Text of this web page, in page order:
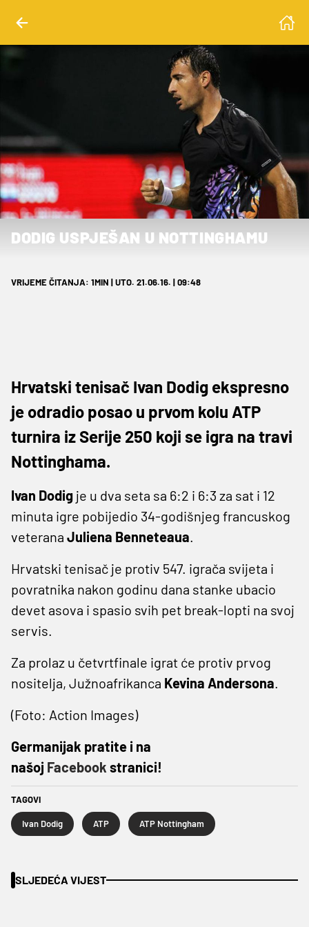
DODIG USPJEŠAN U NOTTINGHAMU
VRIJEME ČITANJA: 1MIN | UTO. 21.06.16. | 09:48
Hrvatski tenisač Ivan Dodig ekspresno
je odradio posao u prvom kolu ATP
turnira iz Serije 250 koji se igra na travi
Nottinghama.
Ivan Dodig je u dva seta sa 6:2 i 6:3 za sat i 12
minuta igre pobijedio 34-godišnjeg francuskog
veterana Juliena Benneteaua.
Hrvatski tenisač je protiv 547. igrača svijeta i
povratnika nakon godinu dana stanke ubacio
devet asova i spasio svih pet break-lopti na svoj
servis.
Za prolaz u četvrtfinale igrat će protiv prvog
nositelja, Južnoafrikanca Kevina Andersona.
(Foto: Action Images)
Germanijak pratite i na
našoj Facebook stranici!
TAGOVI
Ivan Dodig ATP ATP Nottingham
SLJEDEĆA VIJEST